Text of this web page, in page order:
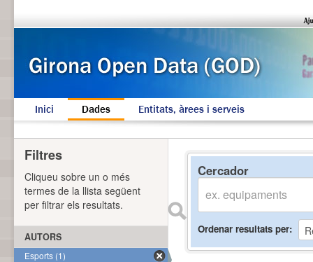
Inici Dades Entitats, àrees i serveis
Cercador
Ordenar resultats per
Filtres
Cliqueu sobre un o més
termes de la llista següent
per filtrar els resultats.
AUTORS
Esports (1)